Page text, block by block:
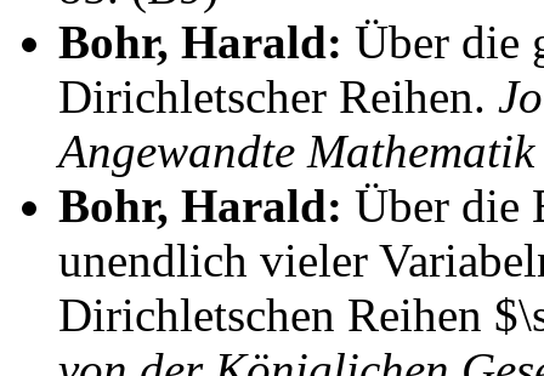
Bohr, Harald: Über die
Dirichletscher Reihen.
Angewandte Mathematik
Bohr, Harald: Über die
unendlich vieler
Dirichletschen Reihen